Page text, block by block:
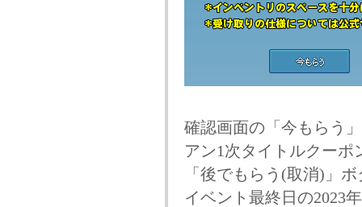
確認画面の「今もらう
アン1次タイトルクーポ
「後でもらう(取消)」
イベント最終日の2023